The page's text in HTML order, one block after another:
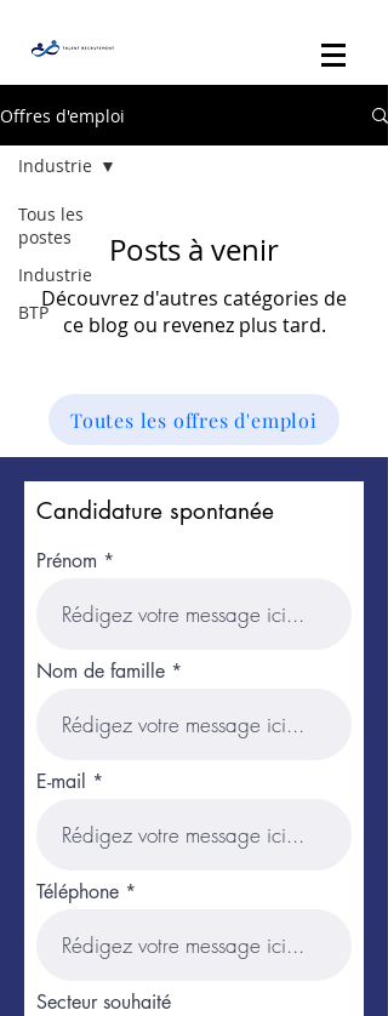
Offres d'emploi
Tous les
postes
Industrie
BTP
Industrie
Posts à venir
Découvrez d'autres catégories de
ce blog ou revenez plus tard.
Toutes les offres d'emploi
Candidature spontanée
Prénom
Nom de famille
E-mail
Téléphone
Secteur souhaité